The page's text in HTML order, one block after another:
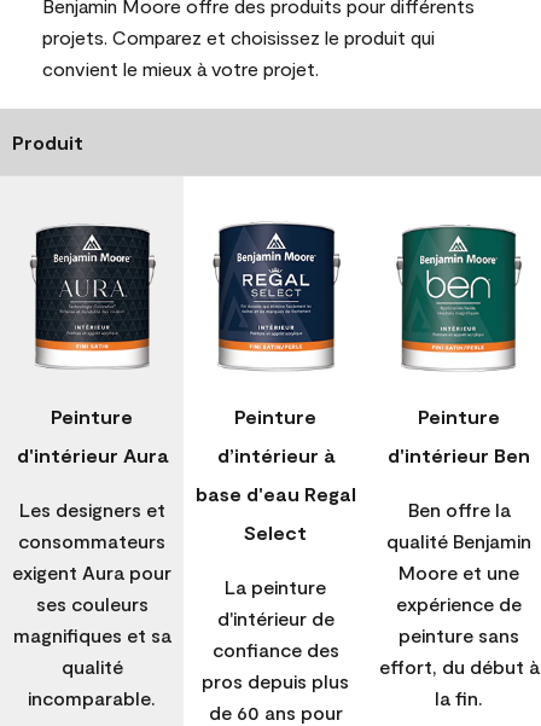
Benjamin Moore offre des produits pour différents
projets. Comparez et choisissez le produit qui
convient le mieux à votre projet.
Produit
Peinture
d'intérieur Aura
Les designers et
consommateurs
exigent Aura pour
ses couleurs
magnifiques et sa
qualité
incomparable.
Peinture
d’intérieur à
base d'eau Regal
Select
La peinture
d'intérieur de
confiance des
pros depuis plus
de 60 ans pour
Peinture
d'intérieur Ben
Ben offre la
qualité Benjamin
Moore et une
expérience de
peinture sans
effort, du début à
la fin.